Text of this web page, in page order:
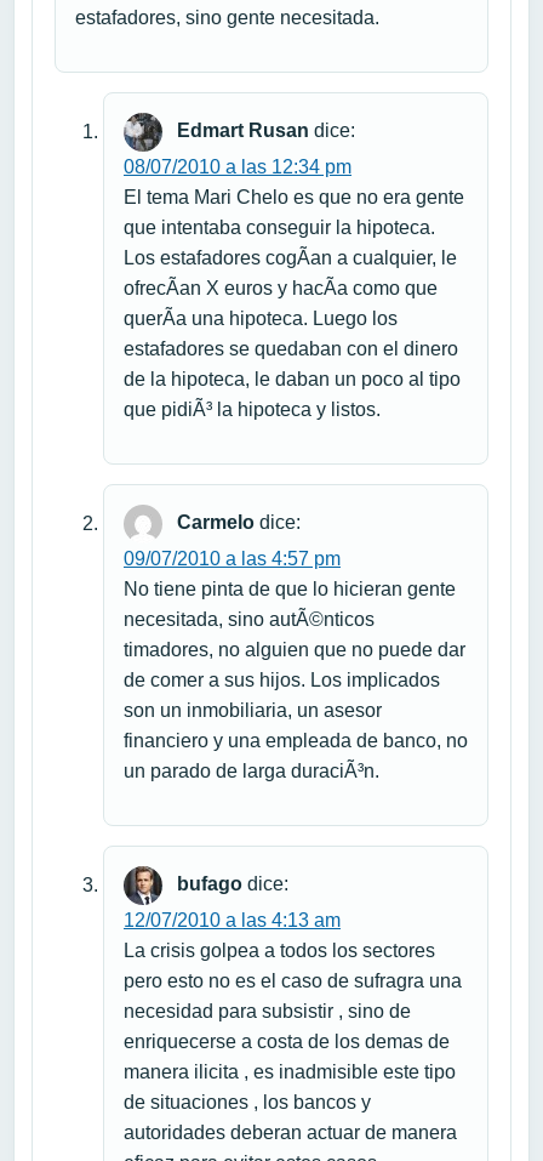
estafadores, sino gente necesitada.
Edmart Rusan dice:
08/07/2010 a las 12:34 pm
El tema Mari Chelo es que no era gente
que intentaba conseguir la hipoteca.
Los estafadores cogÃ­an a cualquier, le
ofrecÃ­an X euros y hacÃ­a como que
querÃ­a una hipoteca. Luego los
estafadores se quedaban con el dinero
de la hipoteca, le daban un poco al tipo
que pidiÃ³ la hipoteca y listos.
Carmelo dice:
09/07/2010 a las 4:57 pm
No tiene pinta de que lo hicieran gente
necesitada, sino autÃ©nticos
timadores, no alguien que no puede dar
de comer a sus hijos. Los implicados
son un inmobiliaria, un asesor
financiero y una empleada de banco, no
un parado de larga duraciÃ³n.
bufago dice:
12/07/2010 a las 4:13 am
La crisis golpea a todos los sectores
pero esto no es el caso de sufragra una
necesidad para subsistir , sino de
enriquecerse a costa de los demas de
manera ilicita , es inadmisible este tipo
de situaciones , los bancos y
autoridades deberan actuar de manera